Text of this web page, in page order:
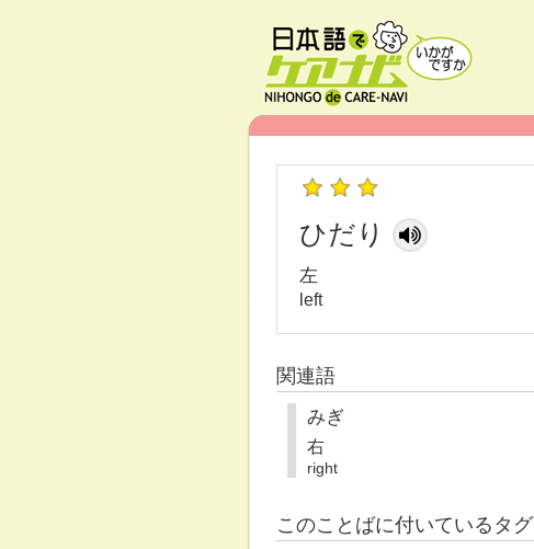
ひだり
左
left
関連語
みぎ
右
right
このことばに付いているタグ